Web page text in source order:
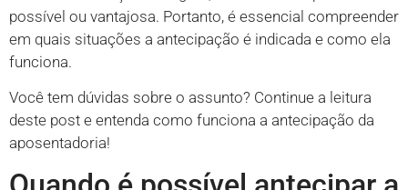
possível ou vantajosa. Portanto, é essencial compreender
em quais situações a antecipação é indicada e como ela
funciona.
Você tem dúvidas sobre o assunto? Continue a leitura
deste post e entenda como funciona a antecipação da
aposentadoria!